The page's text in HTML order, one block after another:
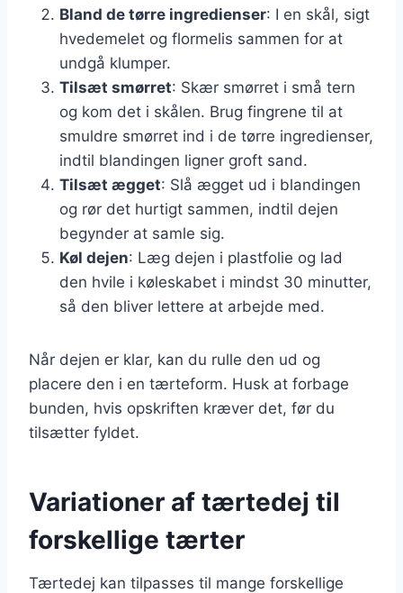
Bland de tørre ingredienser: I en skål, sigt
hvedemelet og flormelis sammen for at
undgå klumper.
Tilsæt smørret: Skær smørret i små tern
og kom det i skålen. Brug fingrene til at
smuldre smørret ind i de tørre ingredienser,
indtil blandingen ligner groft sand.
Tilsæt ægget: Slå ægget ud i blandingen
og rør det hurtigt sammen, indtil dejen
begynder at samle sig.
Køl dejen: Læg dejen i plastfolie og lad
den hvile i køleskabet i mindst 30 minutter,
så den bliver lettere at arbejde med.
Når dejen er klar, kan du rulle den ud og
placere den i en tærteform. Husk at forbage
bunden, hvis opskriften kræver det, før du
tilsætter fyldet.
Variationer af tærtedej til
forskellige tærter
Tærtedej kan tilpasses til mange forskellige